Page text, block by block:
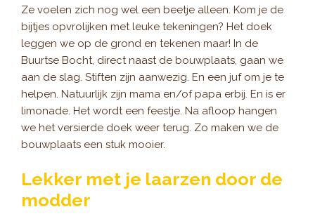
Ze voelen zich nog wel een beetje alleen. Kom je de
bijtjes opvrolijken met leuke tekeningen? Het doek
leggen we op de grond en tekenen maar! In de
Buurtse Bocht, direct naast de bouwplaats, gaan we
aan de slag. Stiften zijn aanwezig. En een juf om je te
helpen. Natuurlijk zijn mama en/of papa erbij. En is er
limonade. Het wordt een feestje. Na afloop hangen
we het versierde doek weer terug. Zo maken we de
bouwplaats een stuk mooier.
Lekker met je laarzen door de
modder